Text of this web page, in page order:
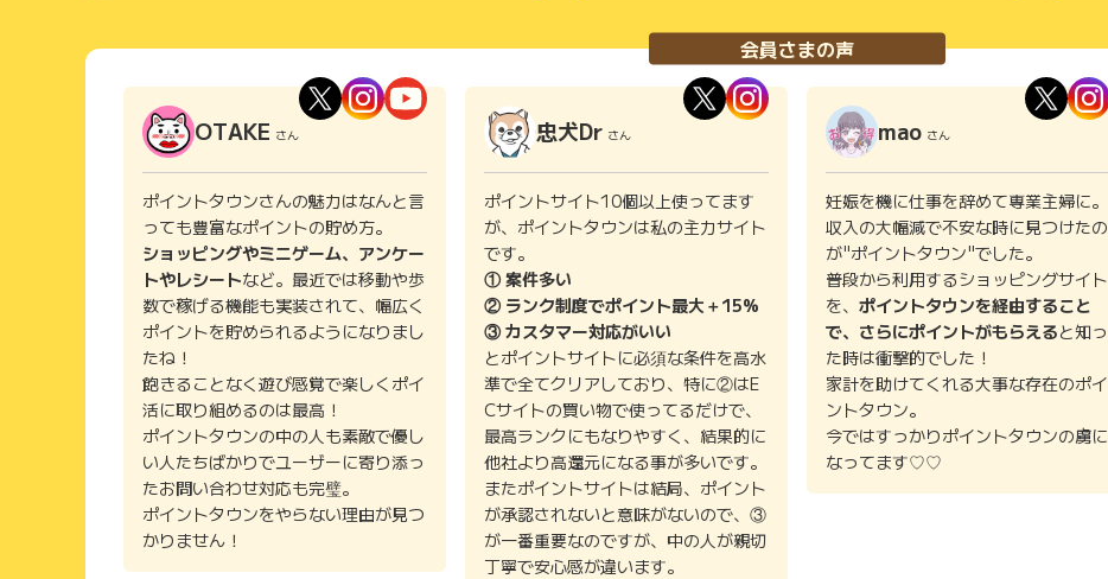
会員さまの声
OTAKE さん
ポイントタウンさんの魅力はなんと言
っても豊富なポイントの貯め方。
ショッピングやミニゲーム、アンケー
トやレシートなど。最近では移動や歩
数で稼げる機能も実装されて、幅広く
ポイントを貯められるようになりまし
たね！
飽きることなく遊び感覚で楽しくポイ
活に取り組めるのは最高！
ポイントタウンの中の人も素敵で優し
い人たちばかりでユーザーに寄り添っ
たお問い合わせ対応も完璧。
ポイントタウンをやらない理由が見つ
かりません！
忠犬Dr さん
ポイントサイト10個以上使ってます
が、ポイントタウンは私の主力サイト
です。
① 案件多い
② ランク制度でポイント最大＋15%
③ カスタマー対応がいい
とポイントサイトに必須な条件を高水
準で全てクリアしており、特に②はE
Cサイトの買い物で使ってるだけで、
最高ランクにもなりやすく、結果的に
他社より高還元になる事が多いです。
またポイントサイトは結局、ポイント
が承認されないと意味がないので、③
が一番重要なのですが、中の人が親切
丁寧で安心感が違います。
mao さん
妊娠を機に仕事を辞めて専業主婦に。
収入の大幅減で不安な時に見つけたの
が"ポイントタウン"でした。
普段から利用するショッピングサイト
を、 ポイントタウンを経由すること
で、さらにポイントがもらえると知っ
た時は衝撃的でした！
家計を助けてくれる大事な存在のポイ
ントタウン。
今ではすっかりポイントタウンの虜に
なってます♡♡